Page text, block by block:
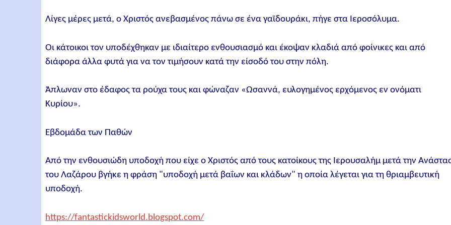
Λίγες μέρες μετά, ο Χριστός ανεβασμένος πάνω σε ένα γαϊδουράκι, πήγε στα Ιεροσόλυμα.
Οι κάτοικοι τον υποδέχθηκαν με ιδιαίτερο ενθουσιασμό και έκοψαν κλαδιά από φοίνικες και από
διάφορα άλλα φυτά για να τον τιμήσουν κατά την είσοδό του στην πόλη.
Άπλωναν στο έδαφος τα ρούχα τους και φώναζαν «Ωσαννά, ευλογημένος ερχόμενος εν ονόματι
Κυρίου».
Εβδομάδα των Παθών
Από την ενθουσιώδη υποδοχή που είχε ο Χριστός από τους κατοίκους της Ιερουσαλήμ μετά την
του Λαζάρου βγήκε η φράση "υποδοχή μετά βαΐων και κλάδων" η οποία λέγεται για τη θριαμβευτική
υποδοχή.
https://fantastickidsworld.blogspot.com/